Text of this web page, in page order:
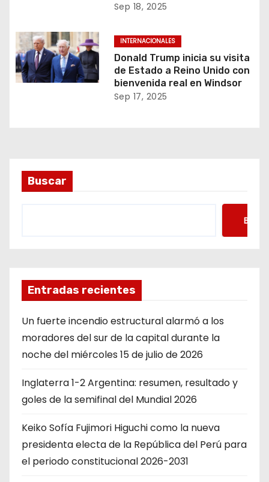
Sep 18, 2025
INTERNACIONALES
Donald Trump inicia su visita
de Estado a Reino Unido con
bienvenida real en Windsor
Sep 17, 2025
Buscar
Entradas recientes
Un fuerte incendio estructural alarmó a los
moradores del sur de la capital durante la
noche del miércoles 15 de julio de 2026
Inglaterra 1-2 Argentina: resumen, resultado y
goles de la semifinal del Mundial 2026
Keiko Sofía Fujimori Higuchi como la nueva
presidenta electa de la República del Perú para
el periodo constitucional 2026-2031